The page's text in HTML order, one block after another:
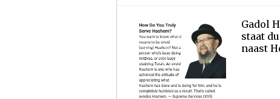
Gadol
staat
naast